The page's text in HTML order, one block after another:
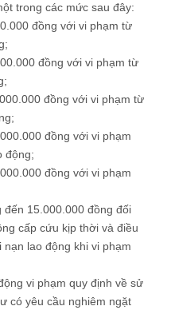
trong các mức sau đây:
đồng với vi phạm từ
đồng với vi phạm từ
đồng với vi phạm từ
đồng với vi phạm
động;
đồng với vi phạm
15.000.000 đồng đối
cấp cứu kịp thời và điều
lao động khi vi phạm
vi phạm quy định về sử
có yêu cầu nghiêm ngặt